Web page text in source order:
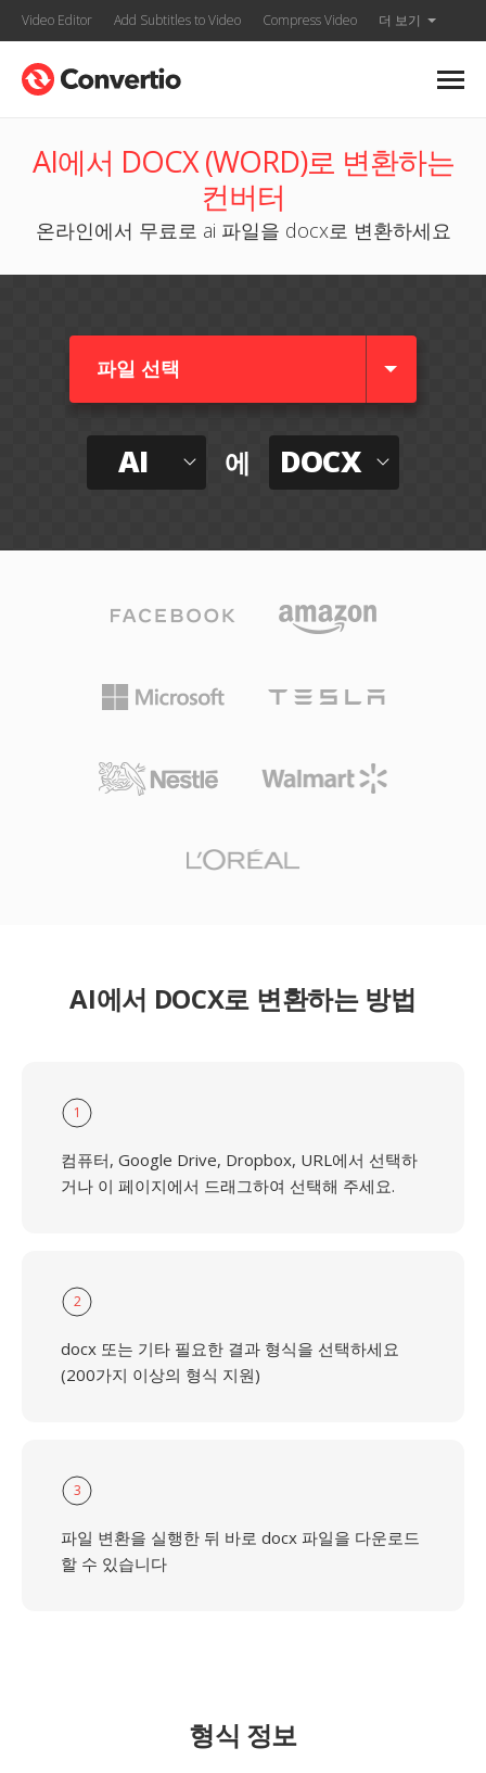
Video Editor Add Subtitles to Video Compress Video 더 보기
AI에서 DOCX (WORD)로 변환하는
컨버터
온라인에서 무료로 ai 파일을 docx로 변환하세요
파일 선택
AI 에 DOCX
AI에서 DOCX로 변환하는 방법
1
컴퓨터, Google Drive, Dropbox, URL에서 선택하
거나 이 페이지에서 드래그하여 선택해 주세요.
2
docx 또는 기타 필요한 결과 형식을 선택하세요
(200가지 이상의 형식 지원)
3
파일 변환을 실행한 뒤 바로 docx 파일을 다운로드
할 수 있습니다
형식 정보